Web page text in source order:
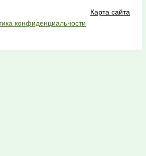
Карта сайта
конфиденциальности